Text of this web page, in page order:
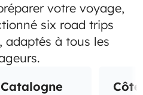
votre voyage,
six road trips
adaptés à tous les